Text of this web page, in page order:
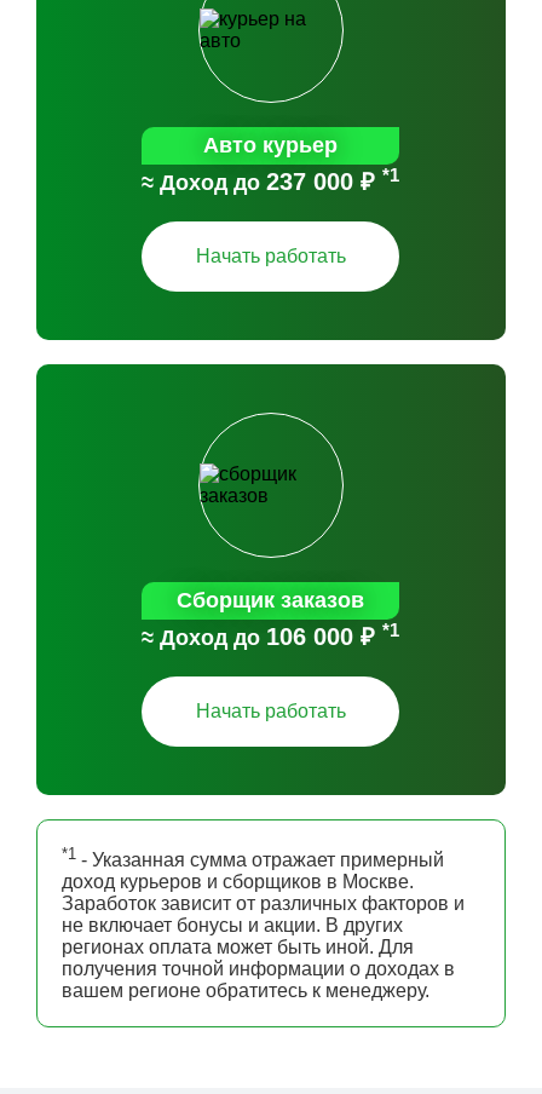
Авто курьер
≈ Доход до237 000 ₽*1
Начать работать
Сборщик заказов
≈ Доход до 106 000 ₽*1
Начать работать
*1 - Указанная сумма отражает примерный
доход курьеров и сборщиков в Москве.
Заработок зависит от различных факторов и
не включает бонусы и акции. В других
регионах оплата может быть иной. Для
получения точной информации о доходах в
вашем регионе обратитесь к менеджеру.